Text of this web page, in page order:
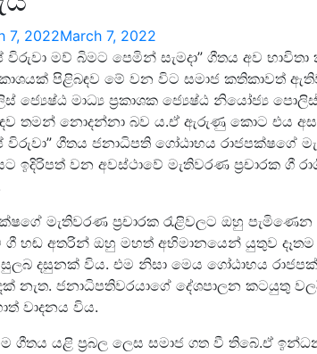
7, 2022March 7, 2022
විරුවා මව් බිමට පෙමින් සැමදා”‍ ගීතය අව
පිළිබඳව මේ වන විට සමාජ කතිකාවත්
ජ්‍යෙෂ්ඨ මාධ්‍ය ප්‍රකාශක ජ්‍යෙෂ්ඨ නියෝජ්‍ය
තමන් නොදන්නා බව ය.ඒ ඇරුණු කොට එය
විරුවා”‍ ගීතය ජනාධිපති ගෝඨාභය රාජපක්ෂගේ
ඉදිරිපත් වන අවස්ථාවේ මැතිවරණ ප‍්‍රචාරක ගී
මැතිවරණ ප‍්‍රචාරක රැළිවලට ඔහු
හඬ අතරින් ඔහු මහත් අභිමානයෙන් යුතුව
දසුනක් විය. එම නිසා මෙය ගෝඨාභය
නැත. ජනාධිපතිවරයාගේ දේශපාලන කටයුතු
වාදනය විය.
ගීතය යළි ප්‍රබල ලෙස සමාජ ගත වී තිබේ.ඒ